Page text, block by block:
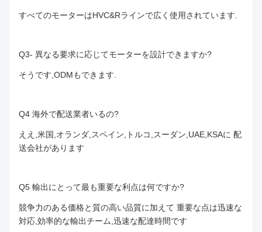
すべてのモーターはHVC&Rラインで広く使用されています.
Q3- 異なる要求に応じてモーターを設計できますか?
そうです,ODMもできます.
Q4 海外で配送業者いるの?
ええ,米国,オランダ,スペイン,トルコ,スーダン,UAE,KSAに 配
送会社があります
Q5 輸出にとって最も重要な利点は何ですか?
競争力のある価格と質の高い品質に加えて 重要な点は迅速な
対応,効率的な輸出チーム,迅速な配達時間です